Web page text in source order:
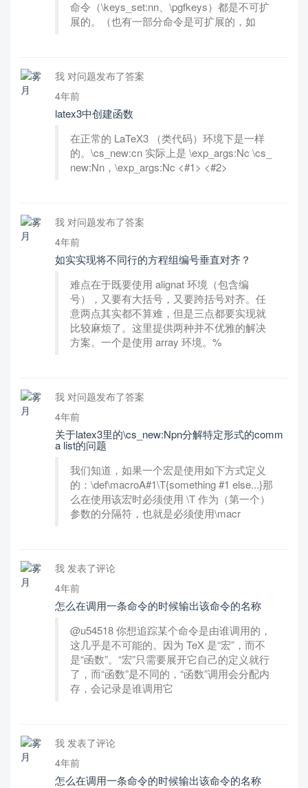
命令（\keys_set:nn、\pgfkeys）都是不可扩
展的。（也有一部分命令是可扩展的，如
我 对问题发布了答案
4年前
latex3中创建函数
在正常的 LaTeX3 （类代码）环境下是一样
的。\cs_new:cn 实际上是 \exp_args:Nc \cs_
new:Nn，\exp_args:Nc <#1> <#2>
我 对问题发布了答案
4年前
如实实现将不同行的方程组编号垂直对齐？
难点在于既要使用 alignat 环境（包含编
号），又要有大括号，又要跨括号对齐。任
意两点其实都不算难，但是三点都要实现就
比较麻烦了。这里提供两种并不优雅的解决
方案。一个是使用 array 环境。%
我 对问题发布了答案
4年前
关于latex3里的\cs_new:Npn分解特定形式的comm
a list的问题
我们知道，如果一个宏是使用如下方式定义
的：\def\macroA#1\T{something #1 else...}那
么在使用该宏时必须使用 \T 作为（第一个）
参数的分隔符，也就是必须使用\macr
我 发表了评论
4年前
怎么在调用一条命令的时候输出该命令的名称
@u54518 你想追踪某个命令是由谁调用的，
这几乎是不可能的。因为 TeX 是“宏”，而不
是“函数”。“宏”只需要展开它自己的定义就行
了，而“函数”是不同的，“函数”调用会分配内
存，会记录是谁调用它
我 发表了评论
4年前
怎么在调用一条命令的时候输出该命令的名称